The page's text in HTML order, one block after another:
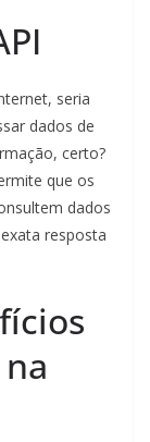
seria
dados de
certo?
que os
dados
resposta